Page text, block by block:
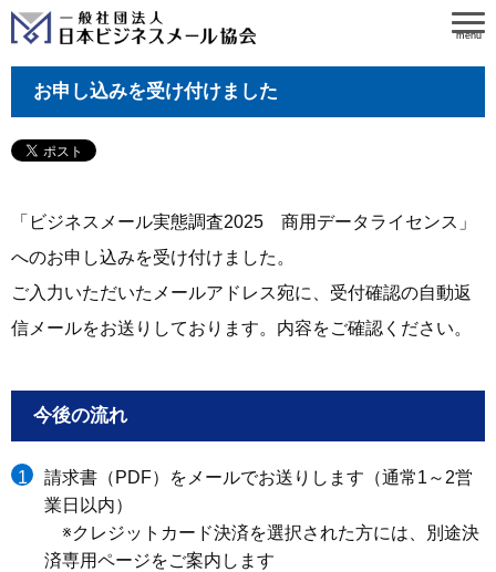
menu
お申し込みを受け付けました
「ビジネスメール実態調査2025 商用データライセンス」
へのお申し込みを受け付けました。
ご入力いただいたメールアドレス宛に、受付確認の自動返
信メールをお送りしております。内容をご確認ください。
今後の流れ
請求書（PDF）をメールでお送りします（通常1～2営
業日以内）
※クレジットカード決済を選択された方には、別途決
済専用ページをご案内します